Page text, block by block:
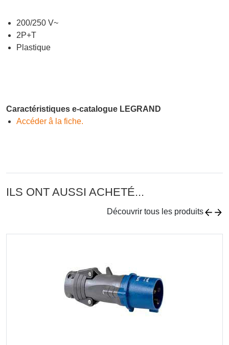
200/250 V~
2P+T
Plastique
Caractéristiques e-catalogue LEGRAND
Accéder â la fiche.
ILS ONT AUSSI ACHETÉ...
Découvrir tous les produits